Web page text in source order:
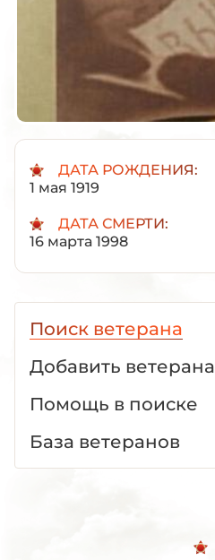
ДАТА РОЖДЕНИЯ:
1 мая 1919
ДАТА СМЕРТИ:
16 марта 1998
Поиск ветерана
Добавить ветерана
Помощь в поиске
База ветеранов